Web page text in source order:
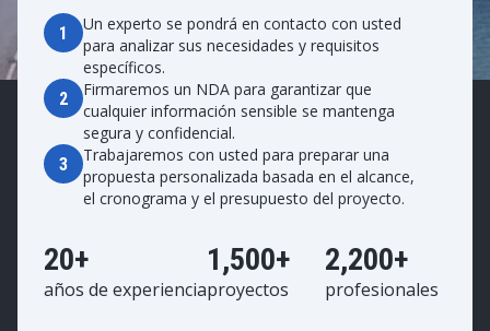
1
Un experto se pondrá en contacto con usted
para analizar sus necesidades y requisitos
específicos.
2
Firmaremos un NDA para garantizar que
cualquier información sensible se mantenga
segura y confidencial.
3
Trabajaremos con usted para preparar una
propuesta personalizada basada en el alcance,
el cronograma y el presupuesto del proyecto.
20+
años de experiencia
1,500+
proyectos
2,200+
profesionales